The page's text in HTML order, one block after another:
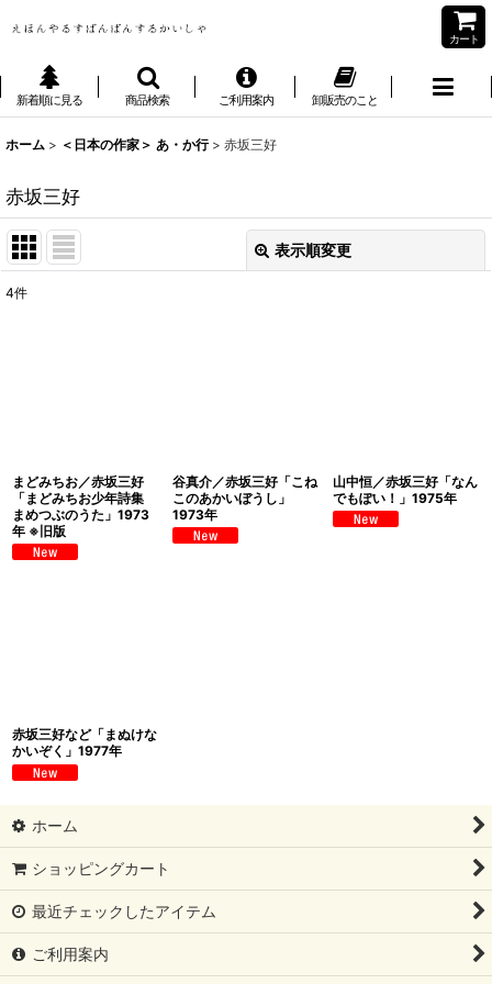
カート
新着順に見る 商品検索 ご利用案内 卸販売のこと
ホーム > ＜日本の作家＞ あ・か行 > 赤坂三好
赤坂三好
表示順変更
4件
まどみちお／赤坂三好
「まどみちお少年詩集
まめつぶのうた」1973
年 ※旧版
谷真介／赤坂三好「こね
このあかいぼうし」
1973年
山中恒／赤坂三好「なん
でもぽい！」1975年
赤坂三好など「まぬけな
かいぞく」1977年
ホーム
ショッピングカート
最近チェックしたアイテム
ご利用案内